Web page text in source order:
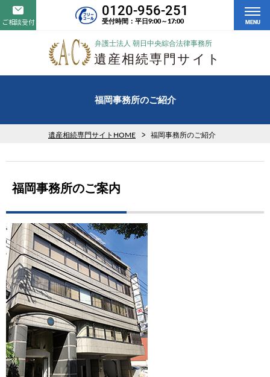
ご相談受付
0120-956-251
受付時間：平日9:00～17:00 MENU
福岡事務所のご紹介
遺産相続専門サイトHOME 福岡事務所のご紹介
福岡事務所のご案内